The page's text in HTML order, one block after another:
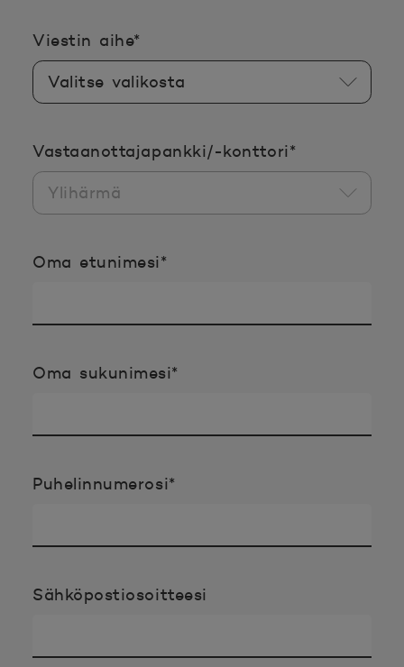
Viestin aihe*
Vastaanottajapankki/-konttori*
Oma etunimesi*
Oma sukunimesi*
Puhelinnumerosi*
Sähköpostiosoitteesi